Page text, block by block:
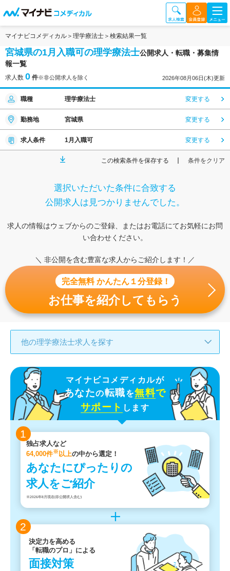
マイナビコメディカル 理学療法士 検索結果一覧
宮城県の1月入職可の理学療法士公開求人・転職・募集情
報一覧
求人数 0 件※非公開求人を除く 2026年08月06日(木)更新
職種 理学療法士 変更する
勤務地 宮城県 変更する
求人条件 1月入職可 変更する
この検索条件を保存する 条件をクリア
選択いただいた条件に合致する
公開求人は見つかりませんでした。
求人の情報はウェブからのご登録、またはお電話にてお気軽にお問
い合わせください。
＼ 非公開を含む豊富な求人からご紹介します！／
完全無料 かんたん１分登録！
お仕事を紹介してもらう
他の理学療法士求人を探す
マイナビコメディカルが
あなたの転職を無料で
サポート します
1
独占求人など
64,000件※以上の中から選定！
あなたにぴったりの
求人をご紹介
※2026年8月現在(非公開求人含む)
2
決定力を高める
「転職のプロ」による
面接対策